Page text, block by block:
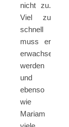
nicht zu.
Viel zu
schnell
muss er
erwachsen
werden
und
ebenso
wie
Mariam